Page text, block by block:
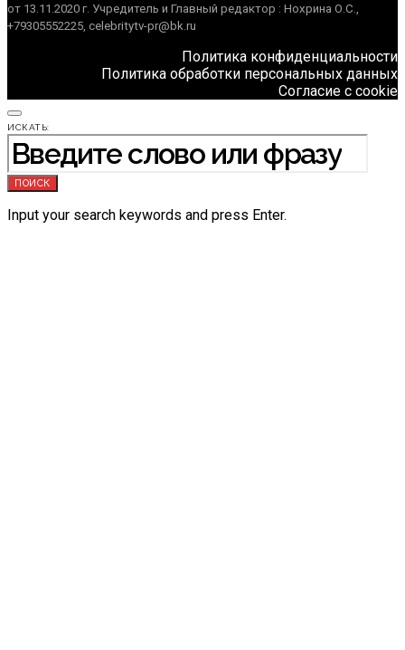
от 13.11.2020 г. Учредитель и Главный редактор : Нохрина О.С.,
+79305552225, celebritytv-pr@bk.ru
Политика конфиденциальности
Политика обработки персональных данных
Согласие с cookie
ИСКАТЬ:
ПОИСК
Input your search keywords and press Enter.